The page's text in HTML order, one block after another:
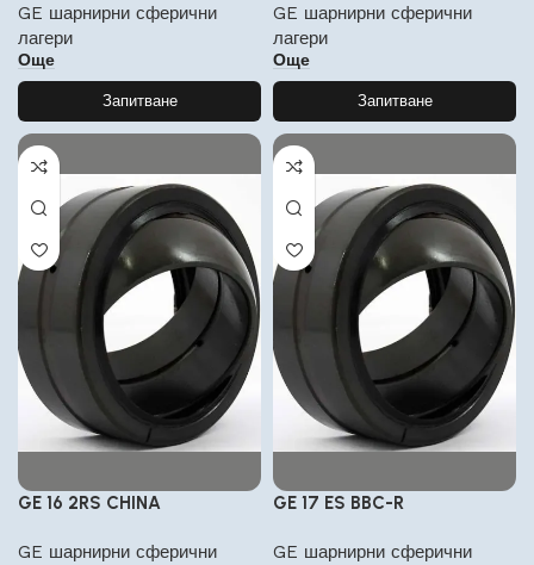
GE шарнирни сферични
лагери
Още
Запитване
GE шарнирни сферични
лагери
Още
Запитване
GE 16 2RS CHINA
GE шарнирни сферични
GE 17 ES BBC-R
GE шарнирни сферични